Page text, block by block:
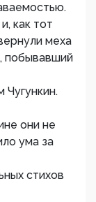
как тот
меха
побывавший
Чугункин.
они не
ума за
стихов